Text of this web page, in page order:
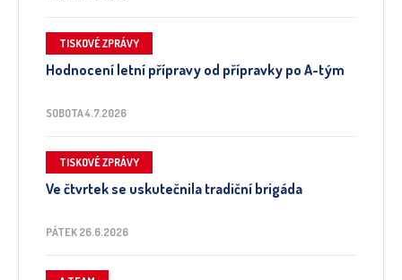
TISKOVÉ ZPRÁVY
Hodnocení letní přípravy od přípravky po A-tým
SOBOTA 4.7.2026
TISKOVÉ ZPRÁVY
Ve čtvrtek se uskutečnila tradiční brigáda
PÁTEK 26.6.2026